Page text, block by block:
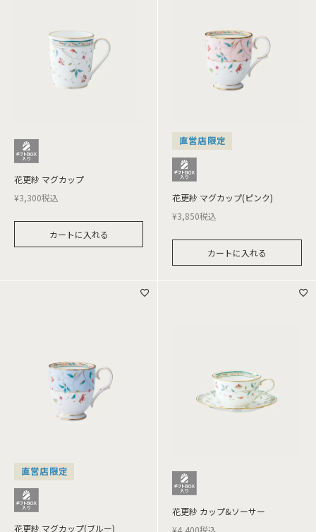
花更紗 マグカップ
¥3,300税込
カートに入れる
直営店限定
花更紗 マグカップ(ピンク)
¥3,850税込
カートに入れる
直営店限定
花更紗 マグカップ(ブルー)
花更紗 カップ&ソーサー
¥4,400税込